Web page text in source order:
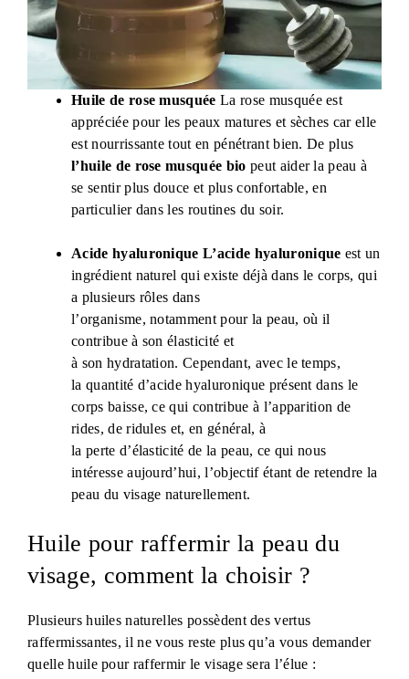
Huile de rose musquée La rose musquée est
appréciée pour les peaux matures et sèches car elle
est nourrissante tout en pénétrant bien. De plus
l’huile de rose musquée bio peut aider la peau à
se sentir plus douce et plus confortable, en
particulier dans les routines du soir.
Acide hyaluroniqueL’acide hyaluronique est un
ingrédient naturel qui existe déjà dans le corps, qui
a plusieurs rôles dans
l’organisme, notamment pour la peau, où il
contribue à son élasticité et
à son hydratation. Cependant, avec le temps,
la quantité d’acide hyaluronique présent dans le
corps baisse, ce qui contribue à l’apparition de
rides, de ridules et, en général, à
la perte d’élasticité de la peau, ce qui nous
intéresse aujourd’hui, l’objectif étant de retendre la
peau du visage naturellement.
Huile pour raffermir la peau du
visage, comment la choisir ?
Plusieurs huiles naturelles possèdent des vertus
raffermissantes, il ne vous reste plus qu’a vous demander
quelle huile pour raffermir le visage sera l’élue :